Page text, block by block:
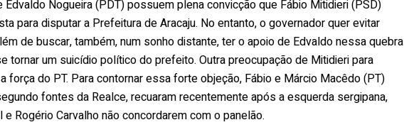
Nogueira (PDT) possuem plena convicção que Fábio Mitidieri (PSD)
para disputar a Prefeitura de Aracaju. No entanto, o governador quer evitar
de buscar, também, num sonho distante, ter o apoio de Edvaldo nessa quebra
tornar um suicídio político do prefeito. Outra preocupação de Mitidieri para
força do PT. Para contornar essa forte objeção, Fábio e Márcio Macêdo (PT)
fontes da Realce, recuaram recentemente após a esquerda sergipana,
Rogério Carvalho não concordarem com o panelão.